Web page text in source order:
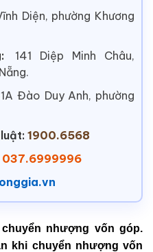
Diện, phường Khương
141 Diệp Minh Châu,
Đào Duy Anh, phường
1900.6568
037.6999996
nhượng vốn góp.
khi chuyển nhượng vốn